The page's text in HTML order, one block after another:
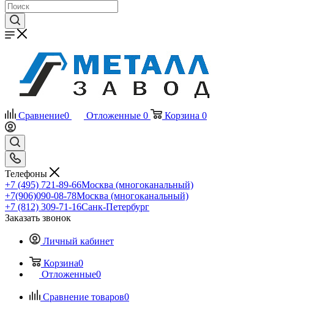
Сравнение0 Отложенные 0 Корзина 0
Телефоны
+7 (495) 721-89-66Москва (многоканальный)
+7(906)090-08-78Москва (многоканальный)
+7 (812) 309-71-16Санк-Петербург
Заказать звонок
Личный кабинет
Корзина0
Отложенные0
Сравнение товаров0